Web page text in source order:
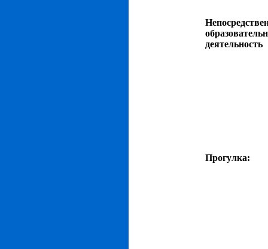
деятельность
Прогулка: